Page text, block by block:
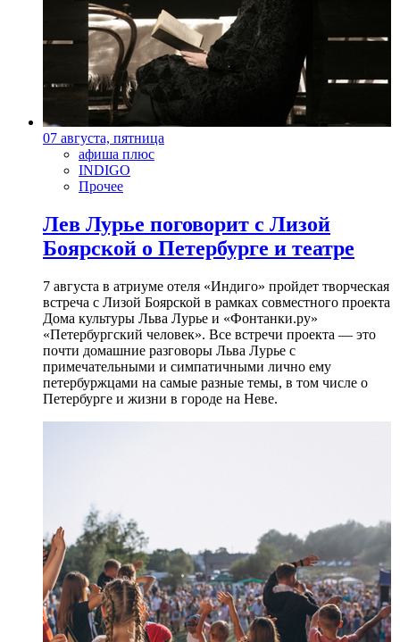
07 августа, пятница
афиша плюс
INDIGO
Прочее
Лев Лурье поговорит с Лизой
Боярской о Петербурге и театре
7 августа в атриуме отеля «Индиго» пройдет творческая
встреча с Лизой Боярской в рамках совместного проекта
Дома культуры Льва Лурье и «Фонтанки.ру»
«Петербургский человек». Все встречи проекта — это
почти домашние разговоры Льва Лурье с
примечательными и симпатичными лично ему
петербуржцами на самые разные темы, в том числе о
Петербурге и жизни в городе на Неве.